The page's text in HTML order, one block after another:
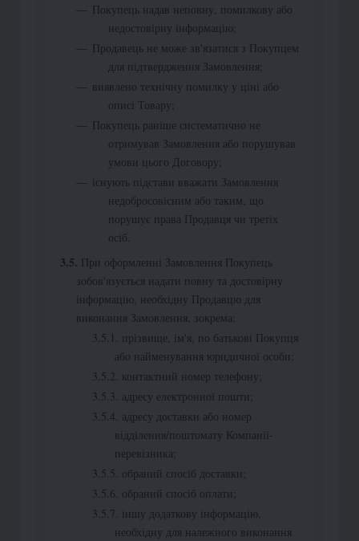
Покупець надав неповну, помилкову або
недостовірну інформацію;
Продавець не може зв'язатися з Покупцем
для підтвердження Замовлення;
виявлено технічну помилку у ціні або
описі Товару;
Покупець раніше систематично не
отримував Замовлення або порушував
умови цього Договору;
існують підстави вважати Замовлення
недобросовісним або таким, що
порушує права Продавця чи третіх
осіб.
При оформленні Замовлення Покупець
зобов'язується надати повну та достовірну
інформацію, необхідну Продавцю для
виконання Замовлення, зокрема:
прізвище, ім'я, по батькові Покупця
або найменування юридичної особи;
контактний номер телефону;
адресу електронної пошти;
адресу доставки або номер
відділення/поштомату Компанії-
перевізника;
обраний спосіб доставки;
обраний спосіб оплати;
іншу додаткову інформацію,
необхідну для належного виконання